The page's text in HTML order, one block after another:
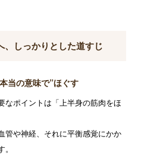
、しっかりとした道すじ
当の意味で”ほぐす
なポイントは「上半身の筋肉をほ
管や神経、それに平衡感覚にかか